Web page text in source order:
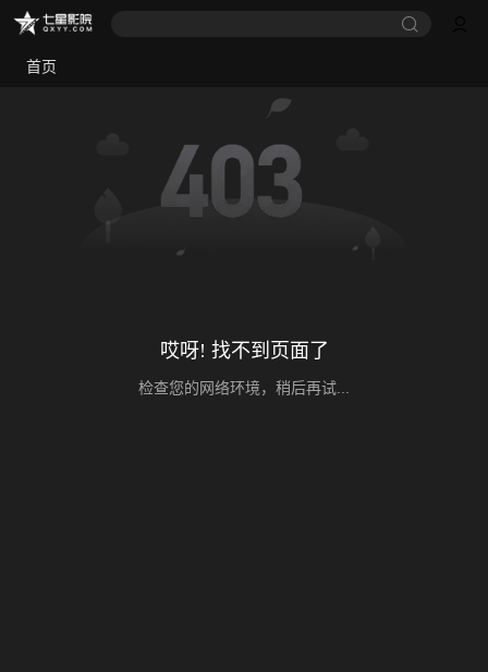
首页
哎呀! 找不到页面了
检查您的网络环境，稍后再试...